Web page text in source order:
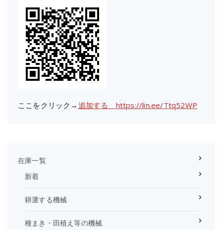
ここをクリック→ 追加する https://lin.ee/Ttq52WP
在庫一覧
新着
耕運する機械
種まき・田植え等の機械